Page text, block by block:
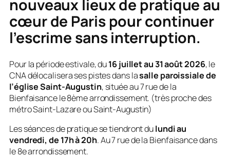
nouveaux lieux de pratique au
cœur de Paris pour continuer
l’escrime sans interruption.
Pour la période estivale, du16 juillet au 31 août 2026, le
CNA délocalisera ses pistes dans lasalle paroissiale de
l’église Saint-Augustin, située au 7 rue de la
Bienfaisance le 8ème arrondissement. (très proche des
métro Saint-Lazare ou Saint-Augustin)
Les séances de pratique se tiendront dulundi au
vendredi, de 17h à 20h. Au 7 rue de la Bienfaisance dans
le 8e arrondissement.